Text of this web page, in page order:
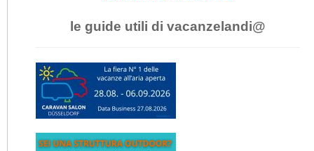
le guide utili di vacanzelandi@